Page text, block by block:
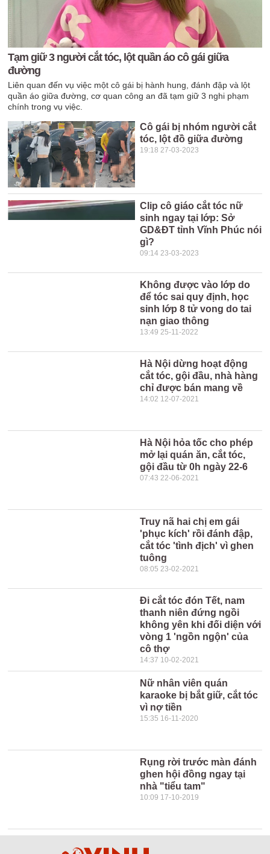
Tạm giữ 3 người cắt tóc, lột quần áo cô gái giữa
đường
Liên quan đến vụ việc một cô gái bị hành hung, đánh đập và lột
quần áo giữa đường, cơ quan công an đã tạm giữ 3 nghi phạm
chính trong vụ việc.
Cô gái bị nhóm người cắt
tóc, lột đồ giữa đường
19:18 27-03-2023
Clip cô giáo cắt tóc nữ
sinh ngay tại lớp: Sở
GD&ĐT tỉnh Vĩnh Phúc nói
gì?
09:14 23-03-2023
Không được vào lớp do
để tóc sai quy định, học
sinh lớp 8 tử vong do tai
nạn giao thông
13:49 25-11-2022
Hà Nội dừng hoạt động
cắt tóc, gội đầu, nhà hàng
chỉ được bán mang về
14:02 12-07-2021
Hà Nội hỏa tốc cho phép
mở lại quán ăn, cắt tóc,
gội đầu từ 0h ngày 22-6
07:43 22-06-2021
Truy nã hai chị em gái
'phục kích' rồi đánh đập,
cắt tóc 'tình địch' vì ghen
tuông
08:05 23-02-2021
Đi cắt tóc đón Tết, nam
thanh niên đứng ngồi
không yên khi đối diện với
vòng 1 'ngồn ngộn' của
cô thợ
14:37 10-02-2021
Nữ nhân viên quán
karaoke bị bắt giữ, cắt tóc
vì nợ tiền
15:35 16-11-2020
Rụng rời trước màn đánh
ghen hội đồng ngay tại
nhà "tiểu tam"
10:09 17-10-2019